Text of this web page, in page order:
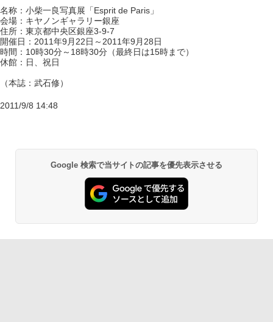
名称：小柴一良写真展「Esprit de Paris」
会場：キヤノンギャラリー銀座
住所：東京都中央区銀座3-9-7
開催日：2011年9月22日～2011年9月28日
時間：10時30分～18時30分（最終日は15時まで）
休館：日、祝日
（本誌：武石修）
2011/9/8 14:48
Google 検索で当サイトの記事を優先表示させる